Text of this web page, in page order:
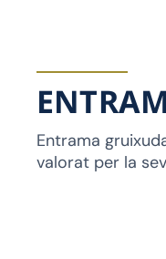
Entrama
valorat per la